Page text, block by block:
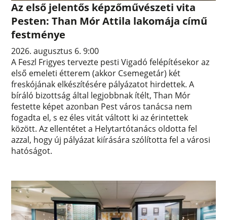
Az első jelentős képzőművészeti vita
Pesten: Than Mór Attila lakomája című
festménye
2026. augusztus 6. 9:00
A Feszl Frigyes tervezte pesti Vigadó felépítésekor az
első emeleti étterem (akkor Csemegetár) két
freskójának elkészítésére pályázatot hirdettek. A
bíráló bizottság által legjobbnak ítélt, Than Mór
festette képet azonban Pest város tanácsa nem
fogadta el, s ez éles vitát váltott ki az érintettek
között. Az ellentétet a Helytartótanács oldotta fel
azzal, hogy új pályázat kiírására szólította fel a városi
hatóságot.